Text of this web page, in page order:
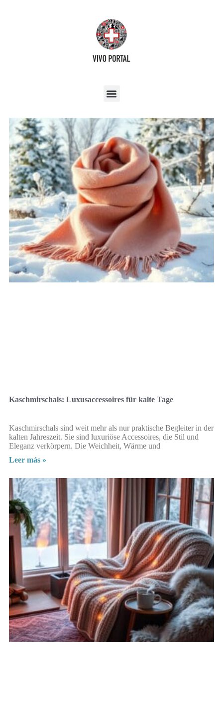
Kaschmirschals: Luxusaccessoires für kalte Tage
Kaschmirschals sind weit mehr als nur praktische Begleiter in der
kalten Jahreszeit. Sie sind luxuriöse Accessoires, die Stil und
Eleganz verkörpern. Die Weichheit, Wärme und
Leer más »